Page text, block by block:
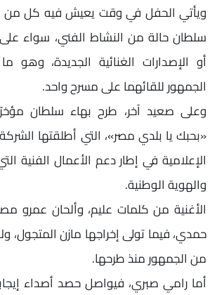
ويأتي الحفل في وقت يعيش فيه كل من
سلطان حالة من النشاط الفني، سواء
أو الإصدارات الغنائية الجديدة،
الجمهور للقائهما على مسرح واحد.
وعلى صعيد آخر، طرح بهاء سلطان مؤخرًا
«بحبك يا بلدي مصر»، التي أطلقتها
الإعلامية في إطار دعم الأعمال الفنية
والهوية الوطنية.
الأغنية من كلمات عليم، وألحان عمرو
حمدي، فيما تولى إخراجها مازن المتجول،
من الجمهور منذ طرحها.
أما رامي صبري، فيواصل حصد أصداء